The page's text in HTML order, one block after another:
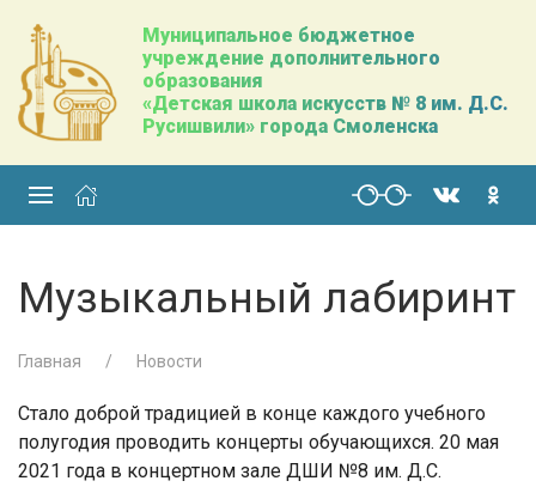
Муниципальное бюджетное
учреждение дополнительного
образования
«Детская школа искусств № 8 им. Д.С.
Русишвили» города Смоленска
Музыкальный лабиринт
Главная Новости
Стало доброй традицией в конце каждого учебного
полугодия проводить концерты обучающихся. 20 мая
2021 года в концертном зале ДШИ №8 им. Д.С.